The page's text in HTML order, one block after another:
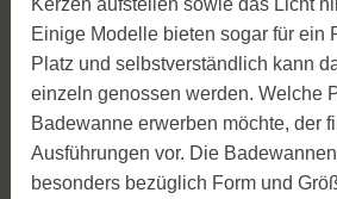
Einige Modelle bieten sogar für ein
Platz und selbstverständlich kann
einzeln genossen werden. Welche
Badewanne erwerben möchte, der
Ausführungen vor. Die
besonders bezüglich Form und